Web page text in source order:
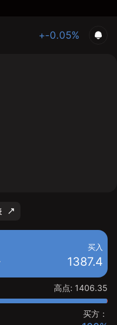
+-0.05%
买入
1387.4
高点: 1406.35
买方：